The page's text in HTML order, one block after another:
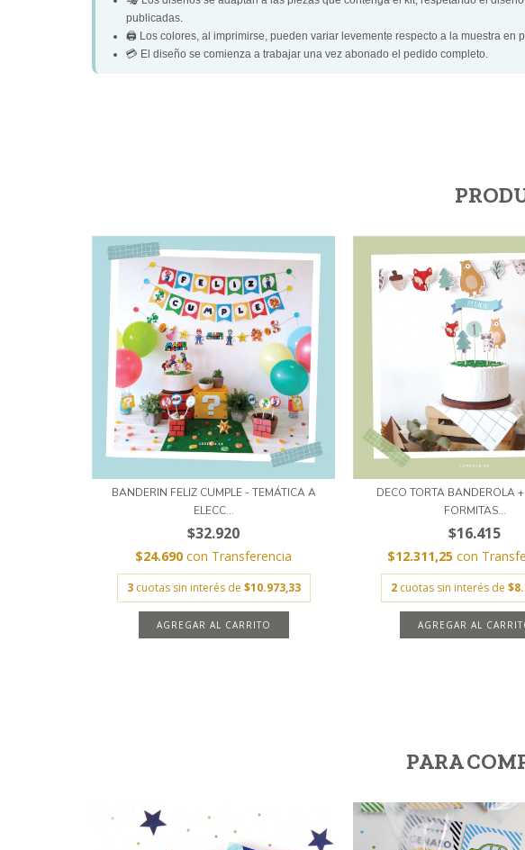
publicadas.
🖨️ Los colores, al imprimirse, pueden variar levemente respecto a la muestra en
💳 El diseño se comienza a trabajar una vez abonado el pedido completo.
BANDERIN FELIZ CUMPLE - TEMÁTICA A
ELECC...
$32.920
$24.690 con Transferencia
3 cuotas sin interés de $10.973,33
DECO TORTA BANDEROLA +
FORMITAS...
$16.415
$12.311,25 con
2 cuotas sin interés de
PARA